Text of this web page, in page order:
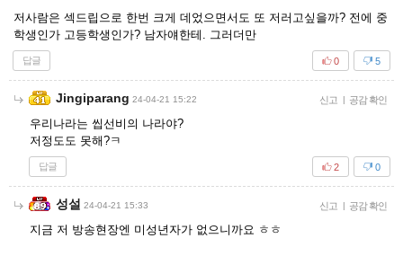
저사람은 섹드립으로 한번 크게 데었으면서도 또 저러고싶을까? 전에 중
학생인가 고등학생인가? 남자얘한테. 그러더만
답글 5
0
Jingiparang 24-04-21 15:22 신고 | 공감 확인
우리나라는 씹선비의 나라야?
저정도도 못해?ㅋ
답글 0
2
성설 24-04-21 15:33 신고 | 공감 확인
지금 저 방송현장엔 미성년자가 없으니까요 ㅎㅎ